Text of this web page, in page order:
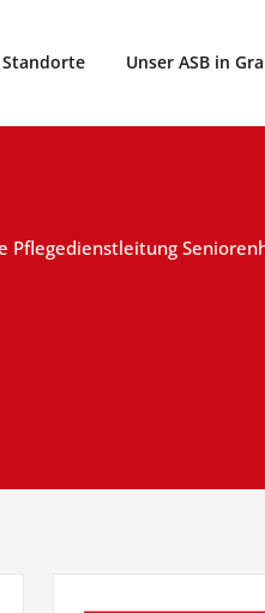
e.V.
Standorte Unser ASB in
Pflegedienstleitung